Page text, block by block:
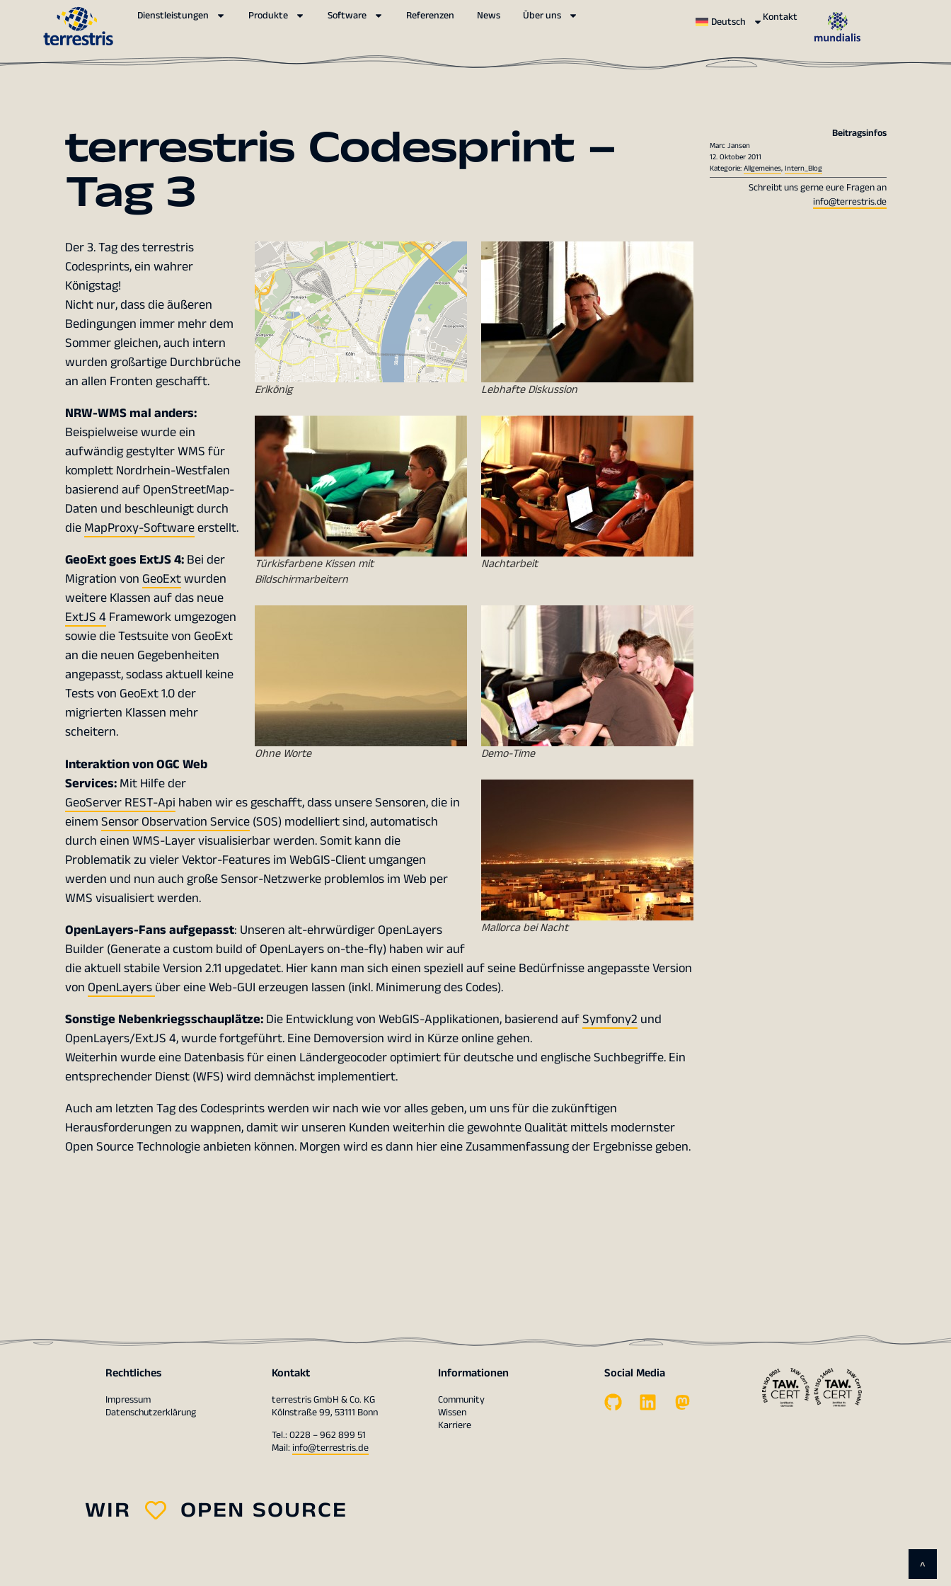
^
Dienstleistungen Produkte Software Referenzen News Über uns Deutsch Kontakt
terrestris Codesprint –
Tag 3
Lebhafte Diskussion
Erlkönig
Nachtarbeit
Türkisfarbene Kissen mit
Bildschirmarbeitern
Demo-Time
Ohne Worte
Mallorca bei Nacht
Der 3. Tag des terrestris
Codesprints, ein wahrer
Königstag!
Nicht nur, dass die äußeren
Bedingungen immer mehr dem
Sommer gleichen, auch intern
wurden großartige Durchbrüche
an allen Fronten geschafft.
NRW-WMS mal anders:
Beispielweise wurde ein
aufwändig gestylter WMS für
komplett Nordrhein-Westfalen
basierend auf OpenStreetMap-
Daten und beschleunigt durch
dieMapProxy-Softwareerstellt.
GeoExt goes ExtJS 4:Bei der
Migration von GeoExtwurden
weitere Klassen auf das neue
ExtJS 4Framework umgezogen
sowie die Testsuite von GeoExt
an die neuen Gegebenheiten
angepasst, sodass aktuell keine
Tests von GeoExt 1.0 der
migrierten Klassen mehr
scheitern.
Interaktion von OGC Web
Services:Mit Hilfe der
GeoServer REST-Api haben wir es geschafft, dass unsere Sensoren, die in
einemSensor Observation Service(SOS) modelliert sind, automatisch
durch einen WMS-Layer visualisierbar werden. Somit kann die
Problematik zu vieler Vektor-Features im WebGIS-Client umgangen
werden und nun auch große Sensor-Netzwerke problemlos im Web per
WMS visualisiert werden.
OpenLayers-Fans aufgepasst: Unseren alt-ehrwürdiger OpenLayers
Builder (Generate a custom build of OpenLayers on-the-fly) haben wir auf
die aktuell stabile Version 2.11 upgedatet. Hier kann man sich einen speziell auf seine Bedürfnisse angepasste Version
von OpenLayersüber eine Web-GUI erzeugen lassen (inkl. Minimerung des Codes).
Sonstige Nebenkriegsschauplätze:Die Entwicklung von WebGIS-Applikationen, basierend aufSymfony2 und
OpenLayers/ExtJS 4, wurde fortgeführt. Eine Demoversion wird in Kürze online gehen.
Weiterhin wurde eine Datenbasis für einen Ländergeocoder optimiert für deutsche und englische Suchbegriffe. Ein
entsprechender Dienst (WFS) wird demnächst implementiert.
Auch am letzten Tag des Codesprints werden wir nach wie vor alles geben, um uns für die zukünftigen
Herausforderungen zu wappnen, damit wir unseren Kunden weiterhin die gewohnte Qualität mittels modernster
Open Source Technologie anbieten können. Morgen wird es dann hier eine Zusammenfassung der Ergebnisse geben.
Beitragsinfos
Marc Jansen
12. Oktober 2011
Kategorie:Allgemeines,Intern_Blog
Schreibt uns gerne eure Fragen an
info@terrestris.de
Rechtliches
Impressum
Datenschutzerklärung
Kontakt
terrestris GmbH & Co. KG
Kölnstraße 99, 53111 Bonn
Tel.: 0228 – 962 899 51
Mail:info@terrestris.de
Informationen
Community
Wissen
Karriere
Social Media
WIR OPEN SOURCE